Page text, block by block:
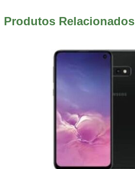
Produtos Relacionados